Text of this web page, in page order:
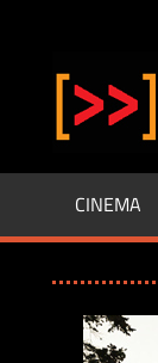
springenBase.de
CINEMA